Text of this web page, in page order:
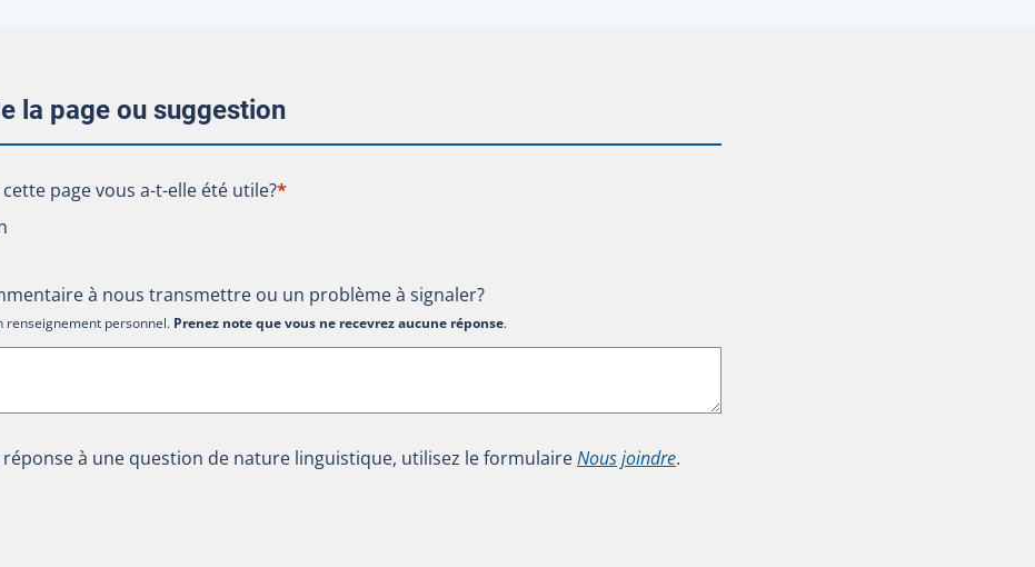
la page ou suggestion
cette page vous a-t-elle été utile?
page vous a-t-elle été utile?*
à nous transmettre ou un problème à signaler?
renseignement personnel. Prenez note que vous ne recevrez aucune réponse.
à une question de nature linguistique, utilisez le formulaireNous joindre.